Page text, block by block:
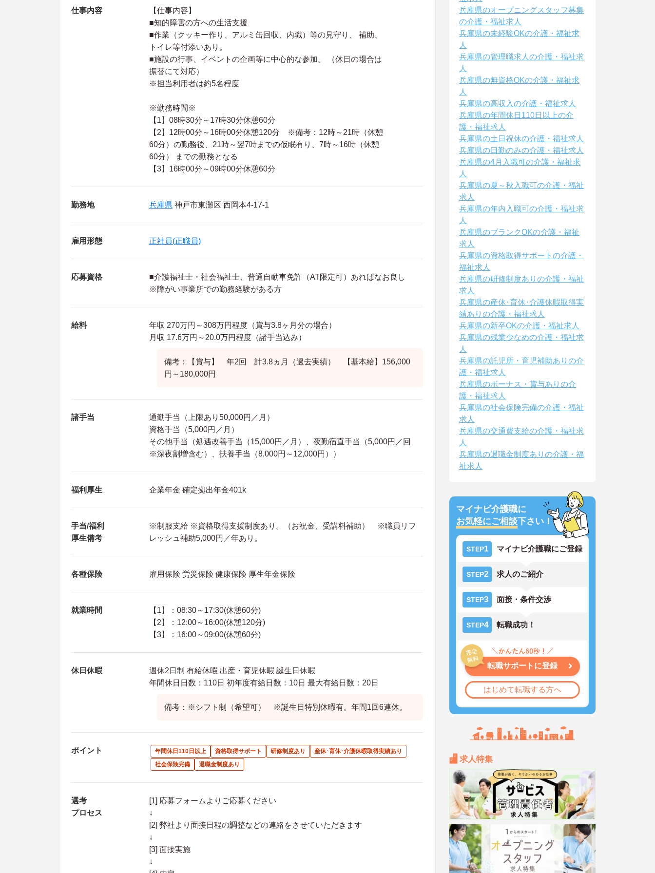
仕事内容
【仕事内容】
■知的障害の方への生活支援
■作業（クッキー作り、アルミ缶回収、内職）等の見守り、 補助、
トイレ等付添いあり。
■施設の行事、イベントの企画等に中心的な参加。 （休日の場合は
振替にて対応）
※担当利用者は約5名程度
※勤務時間※
【1】08時30分～17時30分休憩60分
【2】12時00分～16時00分休憩120分 ※備考：12時～21時（休憩
60分）の勤務後、21時～翌7時までの仮眠有り、7時～16時（休憩
60分） までの勤務となる
【3】16時00分～09時00分休憩60分
勤務地 兵庫県 神戸市東灘区 西岡本4-17-1
雇用形態 正社員(正職員)
応募資格
■介護福祉士・社会福祉士、普通自動車免許（AT限定可）あればなお良し
※障がい事業所での勤務経験がある方
給料
年収 270万円～308万円程度（賞与3.8ヶ月分の場合）
月収 17.6万円～20.0万円程度（諸手当込み）
備考：【賞与】 年2回 計3.8ヵ月（過去実績） 【基本給】156,000
円～180,000円
諸手当
通勤手当（上限あり50,000円／月）
資格手当（5,000円／月）
その他手当（処遇改善手当（15,000円／月）、夜勤宿直手当（5,000円／回
※深夜割増含む）、扶養手当（8,000円～12,000円））
福利厚生 企業年金 確定拠出年金401k
手当/福利
厚生備考
※制服支給 ※資格取得支援制度あり。（お祝金、受講料補助） ※職員リフ
レッシュ補助5,000円／年あり。
各種保険 雇用保険 労災保険 健康保険 厚生年金保険
就業時間
【1】：08:30～17:30(休憩60分)
【2】：12:00～16:00(休憩120分)
【3】：16:00～09:00(休憩60分)
休日休暇
週休2日制 有給休暇 出産・育児休暇 誕生日休暇
年間休日日数：110日 初年度有給日数：10日 最大有給日数：20日
備考：※シフト制（希望可） ※誕生日特別休暇有。年間1回6連休。
ポイント 年間休日110日以上 資格取得サポート 研修制度あり
産休･育休･介護休暇取得実績あり
社会保険完備
退職金制度あり
選考
プロセス
[1] 応募フォームよりご応募ください
↓
[2] 弊社より面接日程の調整などの連絡をさせていただきます
↓
[3] 面接実施
↓
兵庫県のオープニングスタッフ募集
の介護・福祉求人
兵庫県の未経験OKの介護・福祉求
人
兵庫県の管理職求人の介護・福祉求
人
兵庫県の無資格OKの介護・福祉求
人
兵庫県の高収入の介護・福祉求人
兵庫県の年間休日110日以上の介
護・福祉求人
兵庫県の土日祝休の介護・福祉求人
兵庫県の日勤のみの介護・福祉求人
兵庫県の4月入職可の介護・福祉求
人
兵庫県の夏～秋入職可の介護・福祉
求人
兵庫県の年内入職可の介護・福祉求
人
兵庫県のブランクOKの介護・福祉
求人
兵庫県の資格取得サポートの介護・
福祉求人
兵庫県の研修制度ありの介護・福祉
求人
兵庫県の産休･育休･介護休暇取得実
績ありの介護・福祉求人
兵庫県の新卒OKの介護・福祉求人
兵庫県の残業少なめの介護・福祉求
人
兵庫県の託児所・育児補助ありの介
護・福祉求人
兵庫県のボーナス・賞与ありの介
護・福祉求人
兵庫県の社会保険完備の介護・福祉
求人
兵庫県の交通費支給の介護・福祉求
人
兵庫県の退職金制度ありの介護・福
祉求人
マイナビ介護職に
お気軽にご相談下さい！
STEP1 マイナビ介護職にご登録
STEP2 求人のご紹介
STEP3 面接・条件交渉
STEP4 転職成功！
転職サポートに登録
はじめて転職する方へ
求人特集